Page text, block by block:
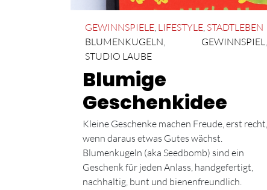
GEWINNSPIELE LIFESTYLE STADTLEBEN
BLUMENKUGELN
GEWINNSPIEL
STUDIO LAUBE
Blumige
Geschenkidee
Kleine Geschenke machen Freude, erst recht,
wenn daraus etwas Gutes wächst.
Blumenkugeln (aka Seedbomb) sind ein
Geschenk für jeden Anlass, handgefertigt,
nachhaltig, bunt und bienenfreundlich.